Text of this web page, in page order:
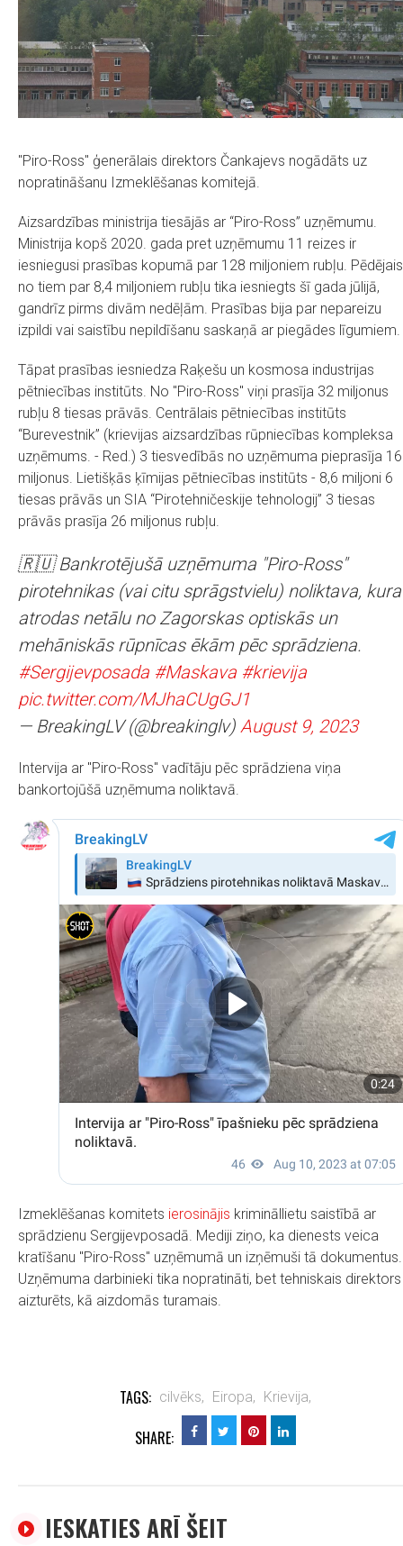
"Piro-Ross" ģenerālais direktors Čankajevs nogādāts uz
nopratināšanu Izmeklēšanas komitejā.
Aizsardzības ministrija tiesājās ar “Piro-Ross” uzņēmumu.
Ministrija kopš 2020. gada pret uzņēmumu 11 reizes ir
iesniegusi prasības kopumā par 128 miljoniem rubļu. Pēdējais
no tiem par 8,4 miljoniem rubļu tika iesniegts šī gada jūlijā,
gandrīz pirms divām nedēļām. Prasības bija par nepareizu
izpildi vai saistību nepildīšanu saskaņā ar piegādes līgumiem.
Tāpat prasības iesniedza Raķešu un kosmosa industrijas
pētniecības institūts. No "Piro-Ross" viņi prasīja 32 miljonus
rubļu 8 tiesas prāvās. Centrālais pētniecības institūts
“Burevestnik” (krievijas aizsardzības rūpniecības kompleksa
uzņēmums. - Red.) 3 tiesvedībās no uzņēmuma pieprasīja 16
miljonus. Lietišķās ķīmijas pētniecības institūts - 8,6 miljoni 6
tiesas prāvās un SIA “Pirotehničeskije tehnologij” 3 tiesas
prāvās prasīja 26 miljonus rubļu.
🇷🇺 Bankrotējušā uzņēmuma "Piro-Ross"
pirotehnikas (vai citu sprāgstvielu) noliktava, kura
atrodas netālu no Zagorskas optiskās un
mehāniskās rūpnīcas ēkām pēc sprādziena.
#Sergijevposada #Maskava #krievija
pic.twitter.com/MJhaCUgGJ1
— BreakingLV (@breakinglv) August 9, 2023
Intervija ar "Piro-Ross" vadītāju pēc sprādziena viņa
bankortojūšā uzņēmuma noliktavā.
Izmeklēšanas komitets ierosinājis krimināllietu saistībā ar
sprādzienu Sergijevposadā. Mediji ziņo, ka dienests veica
kratīšanu "Piro-Ross" uzņēmumā un izņēmuši tā dokumentus.
Uzņēmuma darbinieki tika nopratināti, bet tehniskais direktors
aizturēts, kā aizdomās turamais.
TAGS: cilvēks, Eiropa, Krievija,
SHARE:
IESKATIES ARĪ ŠEIT